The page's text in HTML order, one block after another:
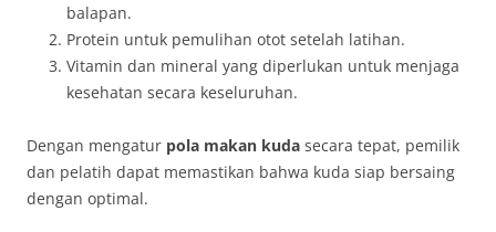
balapan.
Protein untuk pemulihan otot setelah latihan.
Vitamin dan mineral yang diperlukan untuk menjaga
kesehatan secara keseluruhan.
Dengan mengatur pola makan kuda secara tepat, pemilik
dan pelatih dapat memastikan bahwa kuda siap bersaing
dengan optimal.